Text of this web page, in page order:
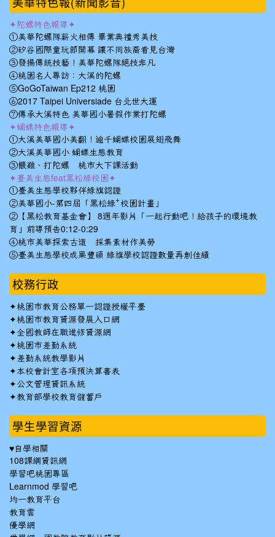
✦陀螺特色報導✦
①美華陀螺隊薪火相傳 畢業典禮秀美技
②矽谷國際童玩節開幕 讓不同族裔看見台灣
③發揚傳統技藝！美華陀螺隊絕技非凡
④桃園名人專訪：大溪的陀螺
⑤GoGoTaiwan Ep212 桃園
⑥2017 Taipei Universiade 台北世大運
⑦傳承大溪特色 美華國小暑假作業打陀螺
✦蝴蝶特色報導✦
①大溪美華國小美翻！逾千蝴蝶校園展翅飛舞
②大溪美華國小 蝴蝶生態教育
③餵雞、打陀螺 桃市大下課活動
✦臺美生態feat黑松綠校園✦
①臺美生態學校夥伴綠旗認證
②美華國小-第四屆「黑松綠⁺校園計畫」
②【黑松教育基金會】 8週年影片「一起行動吧！給孩子的環境教
育」前導預告0:12-0:29
④桃市美華探索古道 採集素材作美勞
⑤臺美生態學校成果豐碩 綠旗學校認證數量再創佳績
校務行政
✦桃園市教育公務單一認證授權平臺
✦桃園市教育資源發展入口網
✦全國教師在職進修資源網
✦桃園市差勤系統
✦ 差勤系統教學影片
✦本校會計室各項預決算書表
✦公文管理資訊系統
✦教育部學校教育儲蓄戶
學生學習資源
♥自學相關
108課綱資訊網
學習吧桃園專區
Learnmod 學習吧
均一教育平台
教育雲
優學網